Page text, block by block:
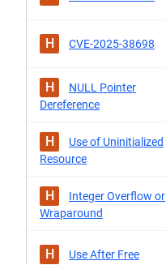
H CVE-2025-38698
H
NULL Pointer
Dereference
H
Use of Uninitialized
Resource
H
Integer Overflow or
Wraparound
H Use After Free